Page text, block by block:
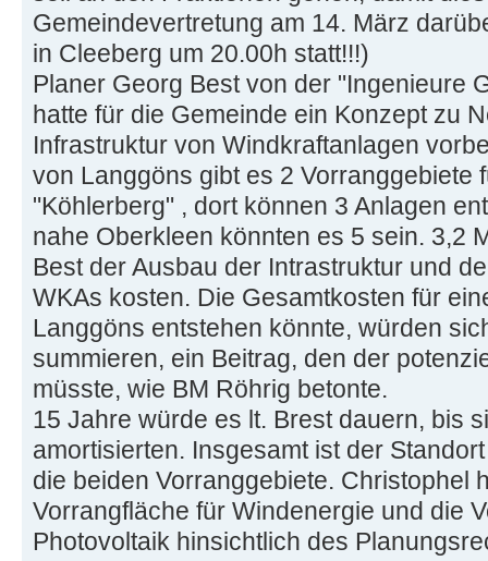
Gemeindevertretung am 14. März
in Cleeberg um 20.00h statt!!!)
Planer Georg Best von der "Ingenieure
hatte für die Gemeinde ein Konzept zu
Infrastruktur von Windkraftanlagen
von Langgöns gibt es 2 Vorranggebiete
"Köhlerberg" , dort können 3 Anlagen
nahe Oberkleen könnten es 5 sein. 3,2
Best der Ausbau der Intrastruktur und
WKAs kosten. Die Gesamtkosten für
Langgöns entstehen könnte, würden
summieren, ein Beitrag, den der
müsste, wie BM Röhrig betonte.
15 Jahre würde es lt. Brest dauern, bis
amortisierten. Insgesamt ist der
die beiden Vorranggebiete. Christophel
Vorrangfläche für Windenergie und die
Photovoltaik hinsichtlich des